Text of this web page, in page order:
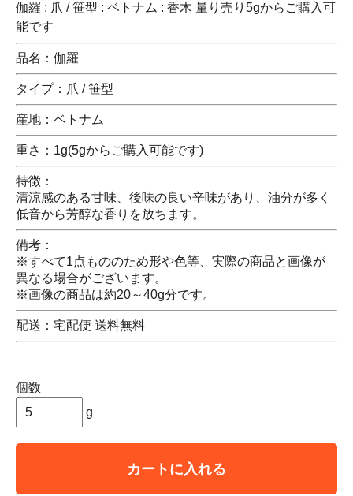
伽羅 : 爪 / 笹型 : ベトナム : 香木 量り売り5gからご購入可
能です
品名：伽羅
タイプ：爪 / 笹型
産地：ベトナム
重さ：1g(5gからご購入可能です)
特徴：
清涼感のある甘味、後味の良い辛味があり、油分が多く
低音から芳醇な香りを放ちます。
備考：
※すべて1点もののため形や色等、実際の商品と画像が
異なる場合がございます。
※画像の商品は約20～40g分です。
配送：宅配便 送料無料
個数
g
カートに入れる